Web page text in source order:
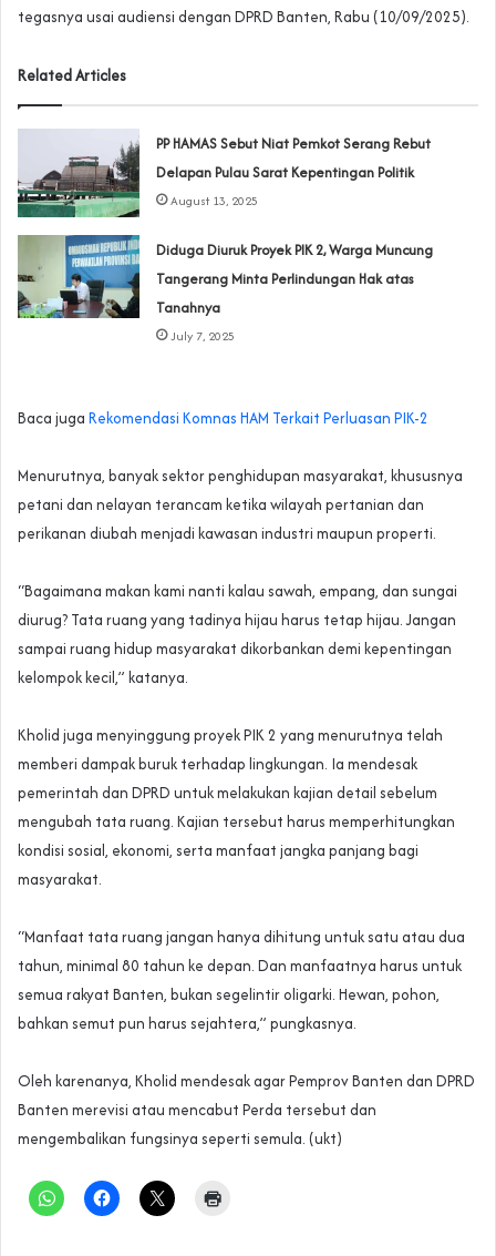
tegasnya usai audiensi dengan DPRD Banten, Rabu (10/09/2025).
Related Articles
‎PP HAMAS Sebut Niat Pemkot Serang Rebut
Delapan Pulau Sarat Kepentingan Politik
August 13, 2025
Diduga Diuruk Proyek PIK 2, Warga Muncung
Tangerang Minta Perlindungan Hak atas
Tanahnya
July 7, 2025
Baca juga Rekomendasi Komnas HAM Terkait Perluasan PIK-2
Menurutnya, banyak sektor penghidupan masyarakat, khususnya
petani dan nelayan terancam ketika wilayah pertanian dan
perikanan diubah menjadi kawasan industri maupun properti.
“Bagaimana makan kami nanti kalau sawah, empang, dan sungai
diurug? Tata ruang yang tadinya hijau harus tetap hijau. Jangan
sampai ruang hidup masyarakat dikorbankan demi kepentingan
kelompok kecil,” katanya.
‎Kholid juga menyinggung proyek PIK 2 yang menurutnya telah
memberi dampak buruk terhadap lingkungan. Ia mendesak
pemerintah dan DPRD untuk melakukan kajian detail sebelum
mengubah tata ruang. Kajian tersebut harus memperhitungkan
kondisi sosial, ekonomi, serta manfaat jangka panjang bagi
masyarakat.
“Manfaat tata ruang jangan hanya dihitung untuk satu atau dua
tahun, minimal 80 tahun ke depan. Dan manfaatnya harus untuk
semua rakyat Banten, bukan segelintir oligarki. Hewan, pohon,
bahkan semut pun harus sejahtera,” pungkasnya.
‎Oleh karenanya, Kholid mendesak agar Pemprov Banten dan DPRD
Banten merevisi atau mencabut Perda tersebut dan
mengembalikan fungsinya seperti semula. (ukt)